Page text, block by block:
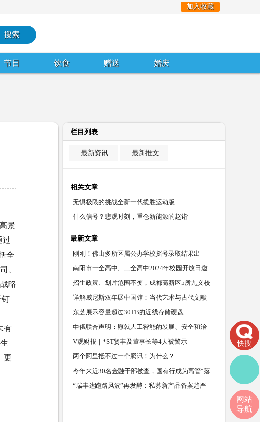
加入收藏
节日 饮食 赠送 婚庆
景
过
全
、
略
钉
有
更
栏目列表
最新资讯 最新推文
相关文章
无惧极限的挑战全新一代揽胜运动版
什么信号？悲观时刻，重仓新能源的赵诣
最新文章
刚刚！佛山多所区属公办学校摇号录取结果出
炉，查询通道→
南阳市一全高中、二全高中2024年校园开放日邀
请您
招生政策、划片范围不变，成都高新区5所九义校
更名，纳入
详解威尼斯双年展中国馆：当代艺术与古代文献
互动
东芝展示容量超过30TB的近线存储硬盘
中俄联合声明：愿就人工智能的发展、安全和治
理加强交流
V观财报｜*ST贤丰及董事长等4人被警示
两个阿里抵不过一个腾讯！为什么？
今年来近30名金融干部被查，国有行成为高管“落
马坡”
“瑞丰达跑路风波”再发酵：私募新产品备案趋严
快搜
网站
导航